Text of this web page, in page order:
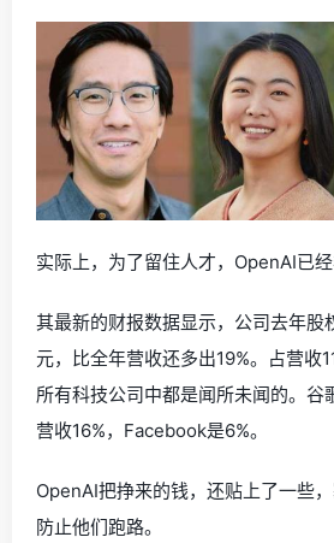
实际上，为了留住人才，OpenAI已经
其最新的财报数据显示，公司去年
元，比全年营收还多出19%。占营收
所有科技公司中都是闻所未闻的。谷
营收16%，Facebook是6%。
OpenAI把挣来的钱，还贴上了一些
防止他们跑路。